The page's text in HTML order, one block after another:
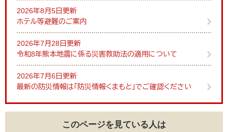
2026年8月5日更新
ホテル等避難のご案内
2026年7月28日更新
令和8年熊本地震に係る災害救助法の適用について
2026年7月6日更新
最新の防災情報は「防災情報くまもと」でご確認ください
このページを見ている人は